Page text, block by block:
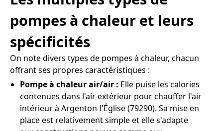
pompes à chaleur et leurs
spécificités
On note divers types de pompes à chaleur, chacun
offrant ses propres caractéristiques :
Pompe à chaleur air/air : Elle puise les calories
contenues dans l'air extérieur pour chauffer l'air
intérieur à Argenton-l'Église (79290). Sa mise en
place est relativement simple et elle s'adapte